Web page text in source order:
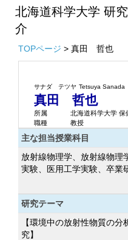
北海道科学大学 研
介
TOPページ > 真田 哲也
サナダ テツヤ Tetsuya Sanada
真田 哲也
所属
北海道科学大学 保
職種
教授
主な担当授業科目
放射線物理学、放射線物理
実験、医用工学実験、卒業
研究テーマ
【環境中の放射性物質の
究】